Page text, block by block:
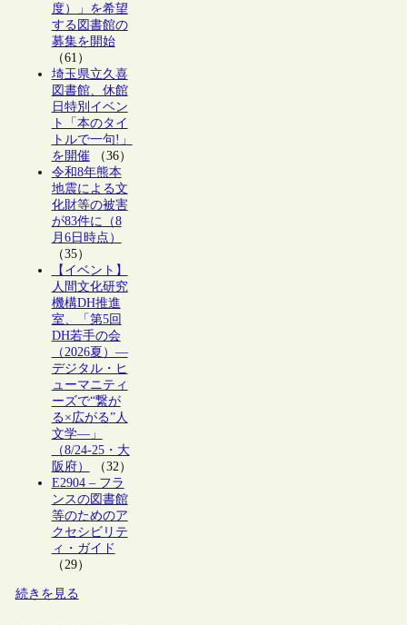
度）」を希望
する図書館の
募集を開始
（61）
埼玉県立久喜
図書館、休館
日特別イベン
ト「本のタイ
トルで一句!」
を開催（36）
令和8年熊本
地震による文
化財等の被害
が83件に（8
月6日時点）
（35）
【イベント】
人間文化研究
機構DH推進
室、「第5回
DH若手の会
（2026夏）―
デジタル・ヒ
ューマニティ
ーズで“繋が
る×広がる”人
文学―」
（8/24-25・大
阪府）
（32）
E2904 – フラ
ンスの図書館
等のためのア
クセシビリテ
ィ・ガイド
（29）
続きを見る